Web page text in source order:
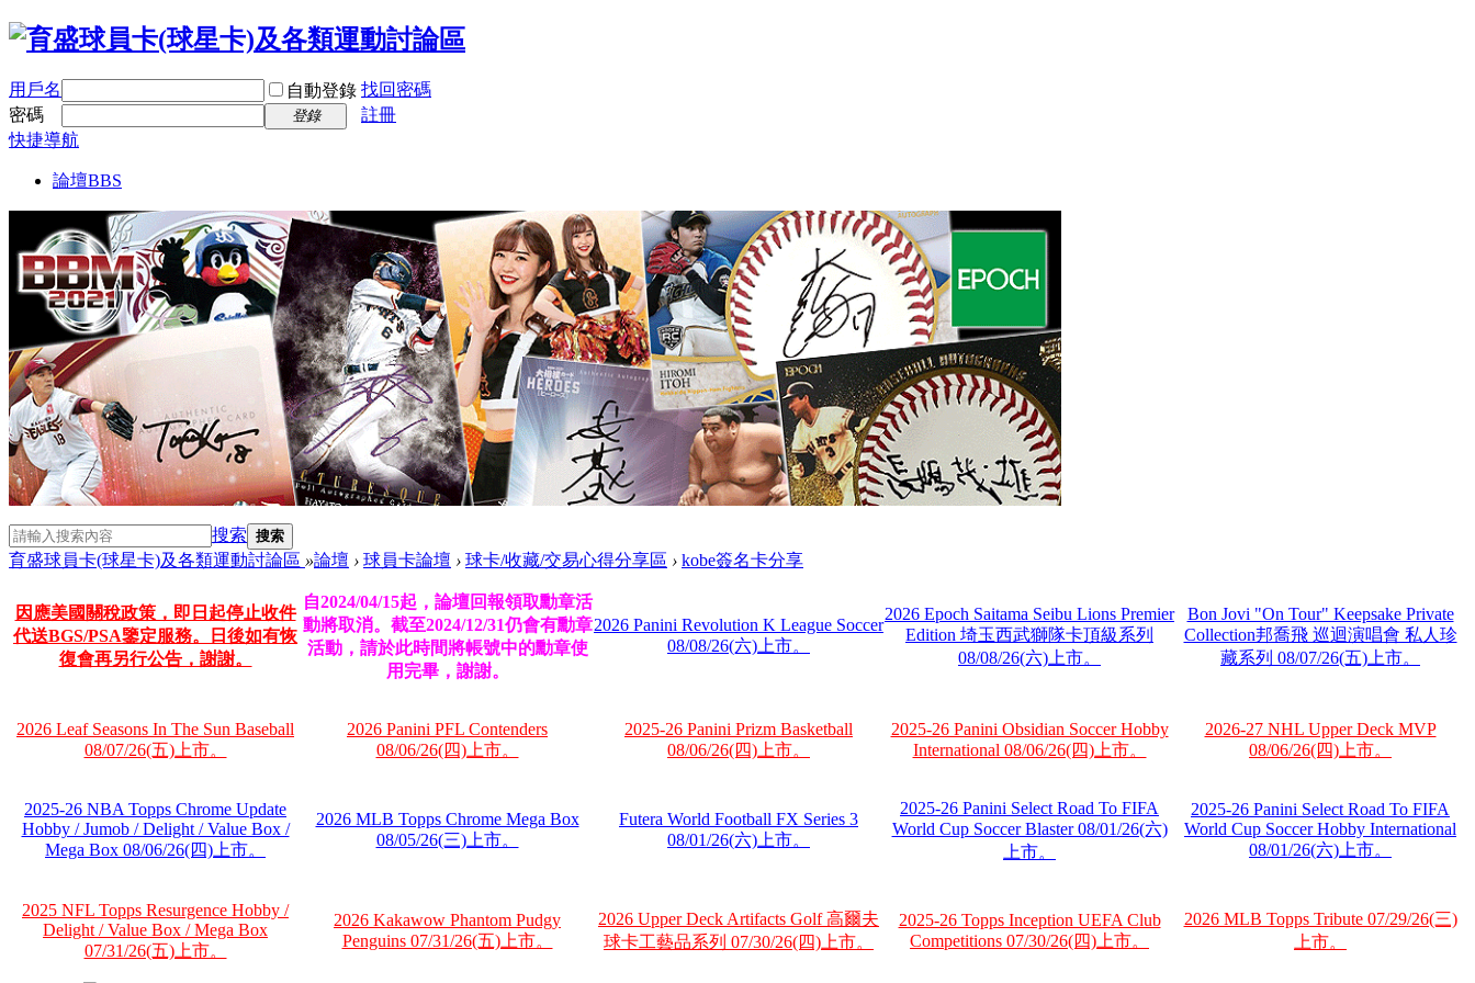
用戶名 自動登錄 找回密碼
密碼
登錄
註冊
快捷導航
論壇BBS
搜索 搜索
育盛球員卡(球星卡)及各類運動討論區 »論壇 › 球員卡論壇 › 球卡/收藏/交易心得分享區 › kobe簽名卡分享
因應美國關稅政策，即日起停止收件
代送BGS/PSA鑒定服務。日後如有恢
復會再另行公告，謝謝。
自2024/04/15起，論壇回報領取勳章活
動將取消。截至2024/12/31仍會有勳章
活動，請於此時間將帳號中的勳章使
用完畢，謝謝。
2026 Panini Revolution K League Soccer
08/08/26(六)上市。
2026 Epoch Saitama Seibu Lions Premier
Edition 埼玉西武獅隊卡頂級系列
08/08/26(六)上市。
Bon Jovi "On Tour" Keepsake Private
Collection邦喬飛 巡迴演唱會 私人珍
藏系列 08/07/26(五)上市。
2026 Leaf Seasons In The Sun Baseball
08/07/26(五)上市。
2026 Panini PFL Contenders
08/06/26(四)上市。
2025-26 Panini Prizm Basketball
08/06/26(四)上市。
2025-26 Panini Obsidian Soccer Hobby
International 08/06/26(四)上市。
2026-27 NHL Upper Deck MVP
08/06/26(四)上市。
2025-26 NBA Topps Chrome Update
Hobby / Jumob / Delight / Value Box /
Mega Box 08/06/26(四)上市。
2026 MLB Topps Chrome Mega Box
08/05/26(三)上市。
Futera World Football FX Series 3
08/01/26(六)上市。
2025-26 Panini Select Road To FIFA
World Cup Soccer Blaster 08/01/26(六)
上市。
2025-26 Panini Select Road To FIFA
World Cup Soccer Hobby International
08/01/26(六)上市。
2025 NFL Topps Resurgence Hobby /
Delight / Value Box / Mega Box
07/31/26(五)上市。
2026 Kakawow Phantom Pudgy
Penguins 07/31/26(五)上市。
2026 Upper Deck Artifacts Golf 高爾夫
球卡工藝品系列 07/30/26(四)上市。
2025-26 Topps Inception UEFA Club
Competitions 07/30/26(四)上市。
2026 MLB Topps Tribute 07/29/26(三)
上市。